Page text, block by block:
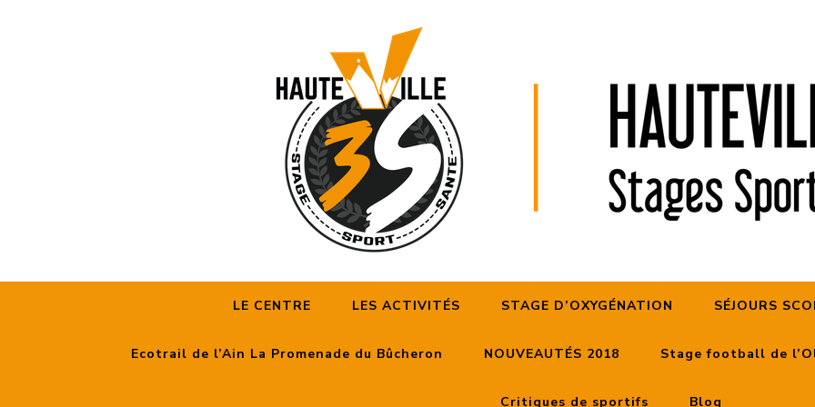
LE CENTRE LES ACTIVITÉS STAGE D’OXYGÉNATION SÉJOURS
Ecotrail de l’Ain La Promenade du Bûcheron NOUVEAUTÉS 2018 Stage football de
Critiques de sportifs Blog